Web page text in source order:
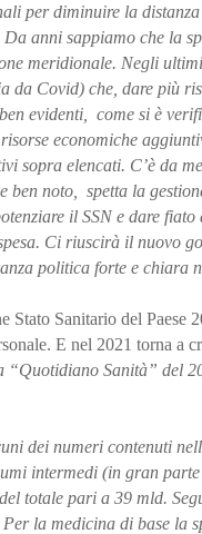
per diminuire la
anni sappiamo che la
meridionale. Negli
da Covid) che, dare più
evidenti, come si è
economiche
sopra elencati. C’è da
ben noto, spetta la
il SSN e dare
Ci riuscirà il nuovo
politica forte e chiara
Stato Sanitario del Paese
E nel 2021 torna a
“Quotidiano Sanità” del
dei numeri contenuti
intermedi (in gran
totale pari a 39 mld.
la medicina di base la